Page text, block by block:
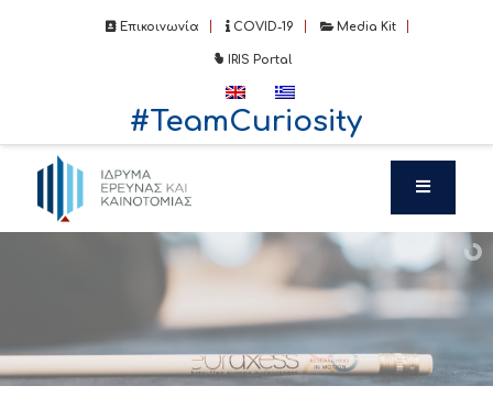
Επικοινωνία COVID-19 Media Kit
IRIS Portal
#TeamCuriosity